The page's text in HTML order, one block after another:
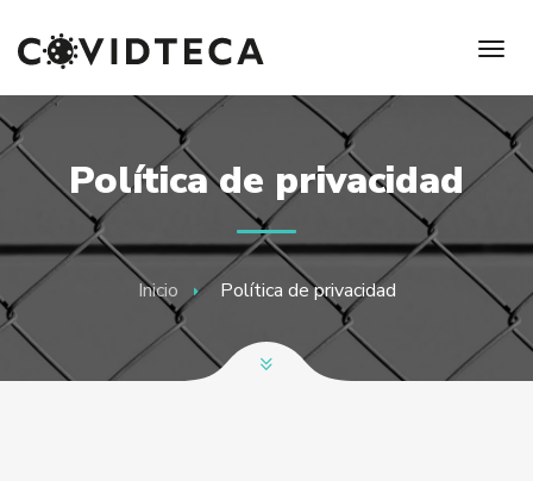
Política de privacidad
Inicio Política de privacidad